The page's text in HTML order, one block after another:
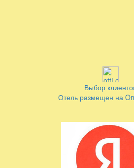
Выбор
Отель размещен на